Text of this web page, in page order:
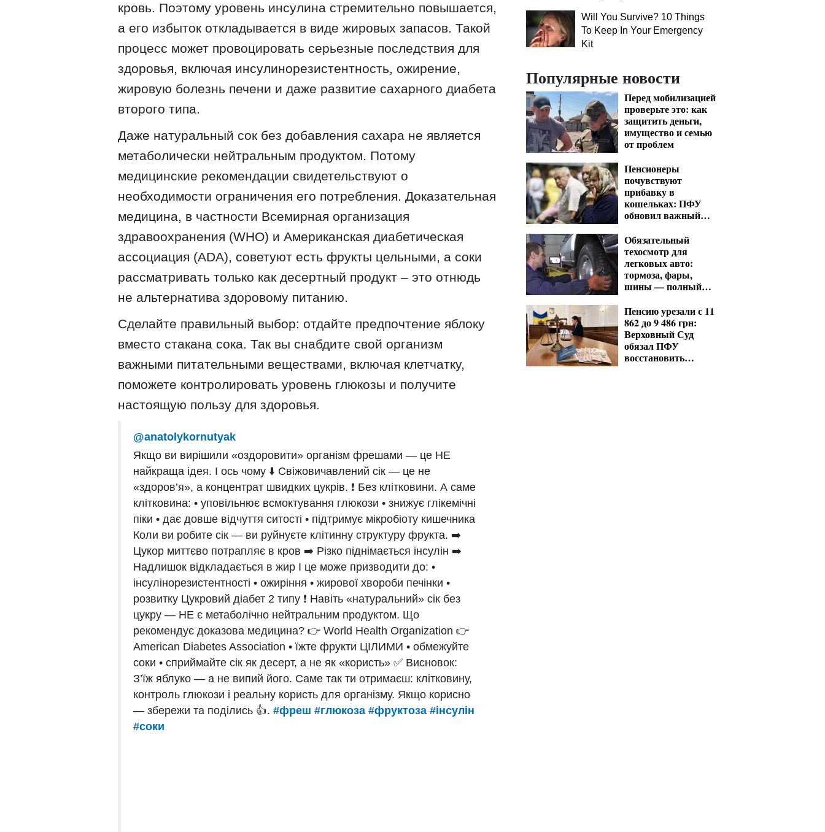
кровь. Поэтому уровень инсулина стремительно повышается,
а его избыток откладывается в виде жировых запасов. Такой
процесс может провоцировать серьезные последствия для
здоровья, включая инсулинорезистентность, ожирение,
жировую болезнь печени и даже развитие сахарного диабета
второго типа.
Даже натуральный сок без добавления сахара не является
метаболически нейтральным продуктом. Потому
медицинские рекомендации свидетельствуют о
необходимости ограничения его потребления. Доказательная
медицина, в частности Всемирная организация
здравоохранения (WHO) и Американская диабетическая
ассоциация (ADA), советуют есть фрукты цельными, а соки
рассматривать только как десертный продукт – это отнюдь
не альтернатива здоровому питанию.
Сделайте правильный выбор: отдайте предпочтение яблоку
вместо стакана сока. Так вы снабдите свой организм
важными питательными веществами, включая клетчатку,
поможете контролировать уровень глюкозы и получите
настоящую пользу для здоровья.
@anatolykornutyak
Якщо ви вирішили «оздоровити» організм фрешами — це НЕ
найкраща ідея. І ось чому ⬇️ Свіжовичавлений сік — це не
«здоров’я», а концентрат швидких цукрів. ❗ Без клітковини. А саме
клітковина: • уповільнює всмоктування глюкози • знижує глікемічні
піки • дає довше відчуття ситості • підтримує мікробіоту кишечника
Коли ви робите сік — ви руйнуєте клітинну структуру фрукта. ➡️
Цукор миттєво потрапляє в кров ➡️ Різко піднімається інсулін ➡️
Надлишок відкладається в жир І це може призводити до: •
інсулінорезистентності • ожиріння • жирової хвороби печінки •
розвитку Цукровий діабет 2 типу ❗ Навіть «натуральний» сік без
цукру — НЕ є метаболічно нейтральним продуктом. Що
рекомендує доказова медицина? 👉 World Health Organization 👉
American Diabetes Association • їжте фрукти ЦІЛИМИ • обмежуйте
соки • сприймайте сік як десерт, а не як «користь» ✅ Висновок:
З’їж яблуко — а не випий його. Саме так ти отримаєш: клітковину,
контроль глюкози і реальну користь для організму. Якщо корисно
— збережи та поділись 👍. #фреш #глюкоза #фруктоза #інсулін
#соки
Will You Survive? 10 Things
To Keep In Your Emergency
Kit
Популярные новости
Перед мобилизацией
проверьте это: как
защитить деньги,
имущество и семью
от проблем
Пенсионеры
почувствуют
прибавку в
кошельках: ПФУ
обновил важный
расчета выплат
Обязательный
техосмотр для
легковых авто:
тормоза, фары,
шины — полный
Пенсию урезали с 11
862 до 9 486 грн:
Верховный Суд
обязал ПФУ
восстановить